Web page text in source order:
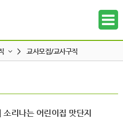
> 교사모집/교사구직
리나는 어린이집 맛단지